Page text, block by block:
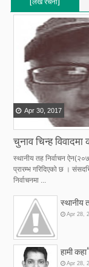
[VERTICAL]
[RECENT][5]
चुनाव चिन्ह
Apr 30 2017
स्थानीय तह निर्वाचन
प्रारम्भ गरिदिएको छ ।
निर्वाचनमा ...
स्थानीय
Apr 28
हामी
Apr 28